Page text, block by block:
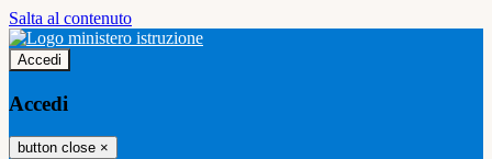
Salta al contenuto
Accedi
Accedi
button close ×